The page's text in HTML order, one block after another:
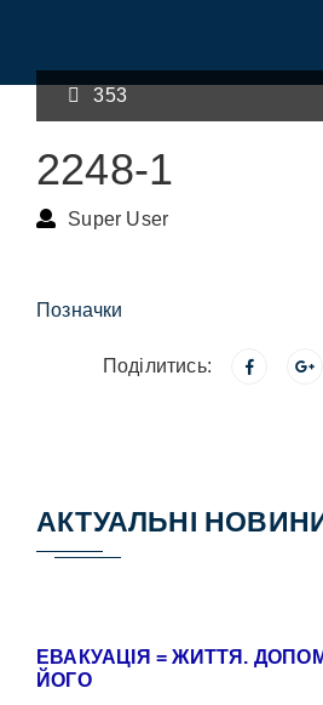
353
2248-1
Super User
Позначки
Поділитись:
АКТУАЛЬНІ
ЕВАКУАЦІЯ = ЖИТТЯ.
ЙОГО